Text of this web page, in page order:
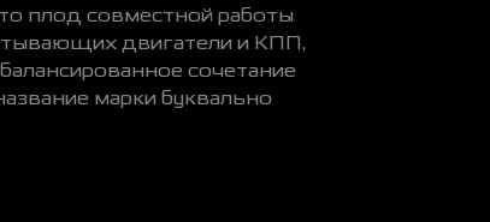
плод совместной работы
двигатели и КПП,
сочетание
марки буквально